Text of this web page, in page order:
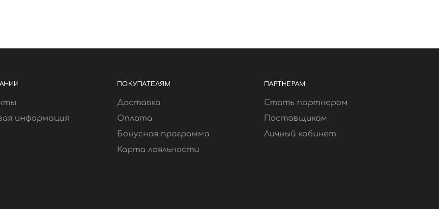
информация
ПОКУПАТЕЛЯМ
Доставка
Оплата
Бонусная программа
Карта лояльности
ПАРТНЕРАМ
Стать партнером
Поставщикам
Личный кабинет